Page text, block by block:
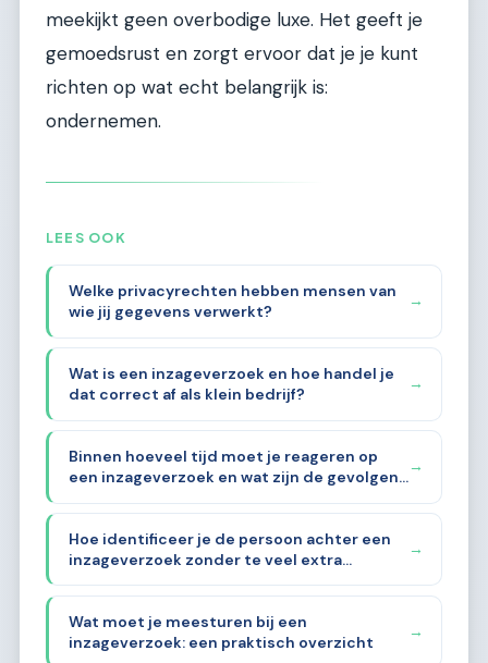
meekijkt geen overbodige luxe. Het geeft je
gemoedsrust en zorgt ervoor dat je je kunt
richten op wat echt belangrijk is:
ondernemen.
LEES OOK
Welke privacyrechten hebben mensen van
wie jij gegevens verwerkt?
→
Wat is een inzageverzoek en hoe handel je
dat correct af als klein bedrijf?
→
Binnen hoeveel tijd moet je reageren op
een inzageverzoek en wat zijn de gevolgen
→
Hoe identificeer je de persoon achter een
inzageverzoek zonder te veel extra
gegevens te vragen?
→
Wat moet je meesturen bij een
inzageverzoek: een praktisch overzicht
→